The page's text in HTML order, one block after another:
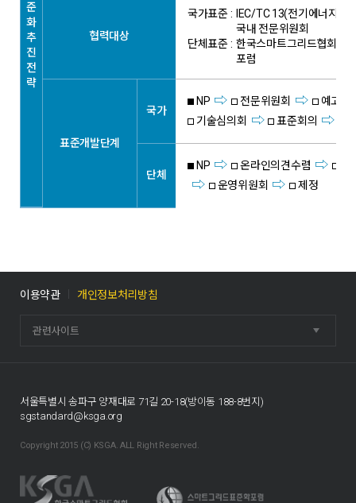
준
화
추
진
전
략
협력대상
국가표준 :
IEC/TC 13(전기에너지
국내 전문위원회
단체표준 : 한국스마트그리드협회
포럼
표준개발단계
국가
NP 전문위원회
예고고
기술심의회
표준회의
단체
NP 온라인의견수렴
운영위원회
제정
이용약관 개인정보처리방침
관련사이트
서울특별시 송파구 양재대로 71길 20-18(방이동 188-8번지)
sgstandard@ksga.org
Copyright 2015 (C) KSGA. ALL Right Reserved.